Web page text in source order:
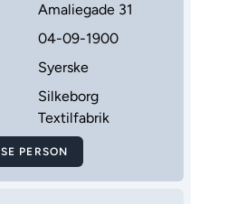
Amaliegade 31
04-09-1900
Syerske
Silkeborg
Textilfabrik
SE PERSON